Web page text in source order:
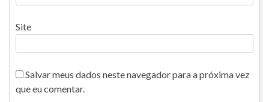
Site
Salvar meus dados neste navegador para a próxima vez
que eu comentar.